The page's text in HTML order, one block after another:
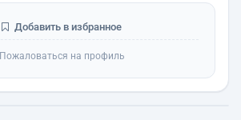
Добавить в избранное
Пожаловаться на профиль